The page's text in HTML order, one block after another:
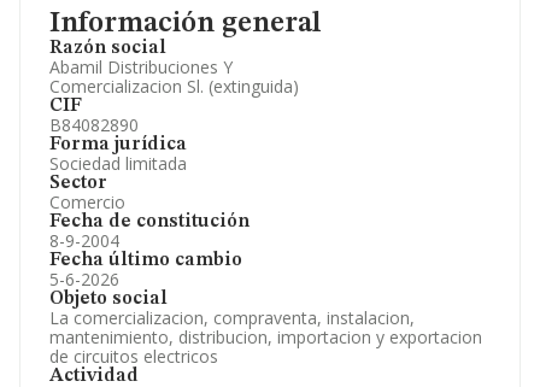
Información general
Razón social
Abamil Distribuciones Y
Comercializacion Sl. (extinguida)
CIF
B84082890
Forma jurídica
Sociedad limitada
Sector
Comercio
Fecha de constitución
8-9-2004
Fecha último cambio
5-6-2026
Objeto social
La comercializacion, compraventa, instalacion,
mantenimiento, distribucion, importacion y exportacion
de circuitos electricos
Actividad
Accionistas.
Participaciones y Vinculaciones en otras empresas.
Artículos de prensa publicados sobre la empresa.
Información oficial y registral complementaria.